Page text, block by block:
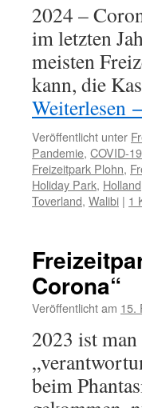
2024 –
im letzten
meisten
kann, die
Weiterlesen
Veröffentlicht unter
Pandemie, COVID-19
Freizeitpark Plohn,
Holiday Park, Holland
Toverland, Walibi | 1
Corona“
Veröffentlicht am 15.
2023 ist
beim